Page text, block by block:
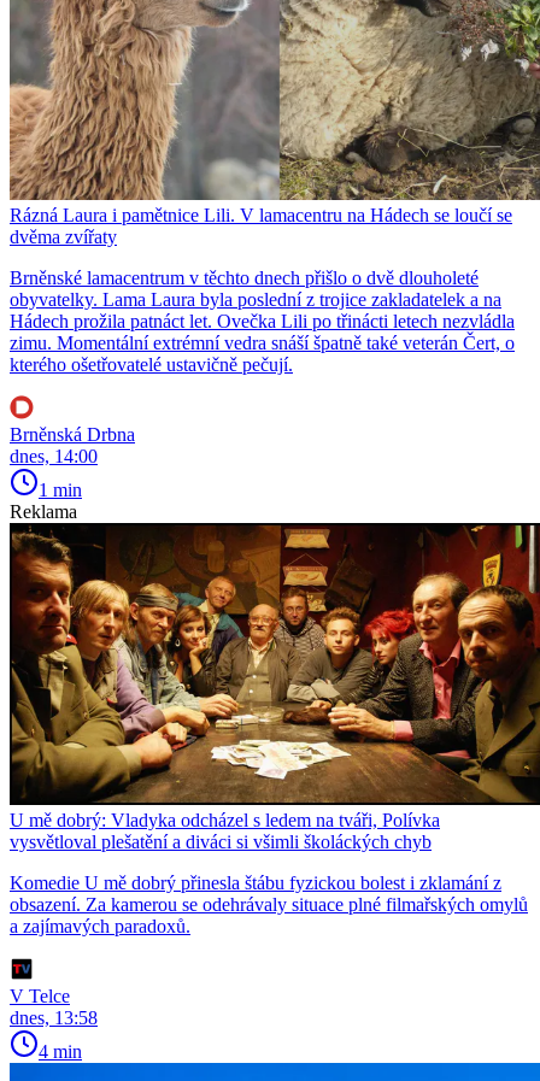
Rázná Laura i pamětnice Lili. V lamacentru na Hádech se loučí se
dvěma zvířaty
Brněnské lamacentrum v těchto dnech přišlo o dvě dlouholeté
obyvatelky. Lama Laura byla poslední z trojice zakladatelek a na
Hádech prožila patnáct let. Ovečka Lili po třinácti letech nezvládla
zimu. Momentální extrémní vedra snáší špatně také veterán Čert, o
kterého ošetřovatelé ustavičně pečují.
Brněnská Drbna
dnes, 14:00
1 min
Reklama
U mě dobrý: Vladyka odcházel s ledem na tváři, Polívka
vysvětloval plešatění a diváci si všimli školáckých chyb
Komedie U mě dobrý přinesla štábu fyzickou bolest i zklamání z
obsazení. Za kamerou se odehrávaly situace plné filmařských omylů
a zajímavých paradoxů.
V Telce
dnes, 13:58
4 min